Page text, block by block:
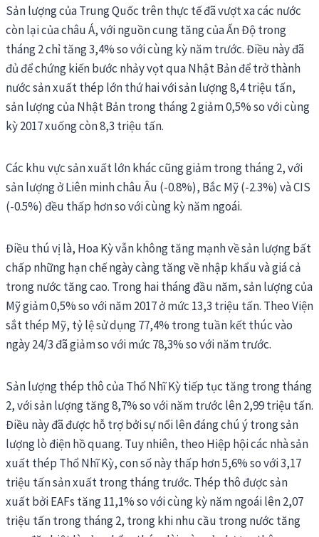
Sản lượng của Trung Quốc trên thực tế đã vượt xa các nước
còn lại của châu Á, với nguồn cung tăng của Ấn Độ trong
tháng 2 chỉ tăng 3,4% so với cùng kỳ năm trước. Điều này đã
đủ để chứng kiến bước nhảy vọt qua Nhật Bản để trở thành
nước sản xuất thép lớn thứ hai với sản lượng 8,4 triệu tấn,
sản lượng của Nhật Bản trong tháng 2 giảm 0,5% so với cùng
kỳ 2017 xuống còn 8,3 triệu tấn.
Các khu vực sản xuất lớn khác cũng giảm trong tháng 2, với
sản lượng ở Liên minh châu Âu (-0.8%), Bắc Mỹ (-2.3%) và CIS
(-0.5%) đều thấp hơn so với cùng kỳ năm ngoái.
Điều thú vị là, Hoa Kỳ vẫn không tăng mạnh về sản lượng bất
chấp những hạn chế ngày càng tăng về nhập khẩu và giá cả
trong nước tăng cao. Trong hai tháng đầu năm, sản lượng của
Mỹ giảm 0,5% so với năm 2017 ở mức 13,3 triệu tấn. Theo Viện
sắt thép Mỹ, tỷ lệ sử dụng 77,4% trong tuần kết thúc vào
ngày 24/3 đã giảm so với mức 78,3% so với năm trước.
Sản lượng thép thô của Thổ Nhĩ Kỳ tiếp tục tăng trong tháng
2, với sản lượng tăng 8,7% so với năm trước lên 2,99 triệu tấn.
Điều này đã được hỗ trợ bởi sự nổi lên đáng chú ý trong sản
lượng lò điện hồ quang. Tuy nhiên, theo Hiệp hội các nhà sản
xuất thép Thổ Nhĩ Kỳ, con số này thấp hơn 5,6% so với 3,17
triệu tấn sản xuất trong tháng trước. Thép thô được sản
xuất bởi EAFs tăng 11,1% so với cùng kỳ năm ngoái lên 2,07
triệu tấn trong tháng 2, trong khi nhu cầu trong nước tăng